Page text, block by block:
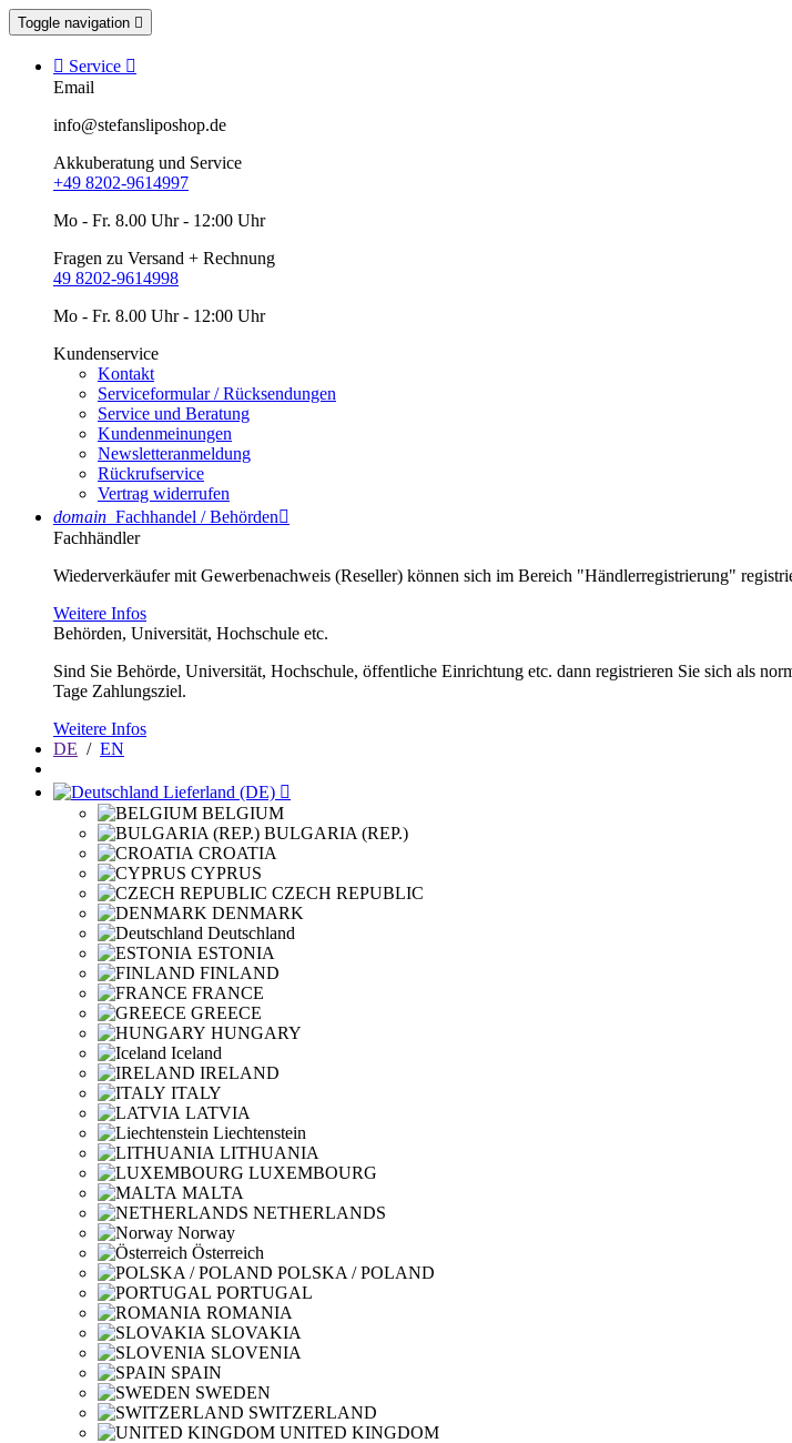
Toggle navigation 
 Service 
Email
info@stefansliposhop.de
Akkuberatung und Service
+49 8202-9614997
Mo - Fr. 8.00 Uhr - 12:00 Uhr
Fragen zu Versand + Rechnung
49 8202-9614998
Mo - Fr. 8.00 Uhr - 12:00 Uhr
Kundenservice
Kontakt
Serviceformular / Rücksendungen
Service und Beratung
Kundenmeinungen
Newsletteranmeldung
Rückrufservice
Vertrag widerrufen
domain Fachhandel / Behörden
Fachhändler
Wiederverkäufer mit Gewerbenachweis (Reseller) können sich im Bereich "Händlerregistrierung"
Weitere Infos
Behörden, Universität, Hochschule etc.
Sind Sie Behörde, Universität, Hochschule, öffentliche Einrichtung etc. dann registrieren Sie sich als
Tage Zahlungsziel.
Weitere Infos
DE / EN
Lieferland (DE) 
BELGIUM
BULGARIA (REP.)
CROATIA
CYPRUS
CZECH REPUBLIC
DENMARK
Deutschland
ESTONIA
FINLAND
FRANCE
GREECE
HUNGARY
Iceland
IRELAND
ITALY
LATVIA
Liechtenstein
LITHUANIA
LUXEMBOURG
MALTA
NETHERLANDS
Norway
Österreich
POLSKA / POLAND
PORTUGAL
ROMANIA
SLOVAKIA
SLOVENIA
SPAIN
SWEDEN
SWITZERLAND
UNITED KINGDOM